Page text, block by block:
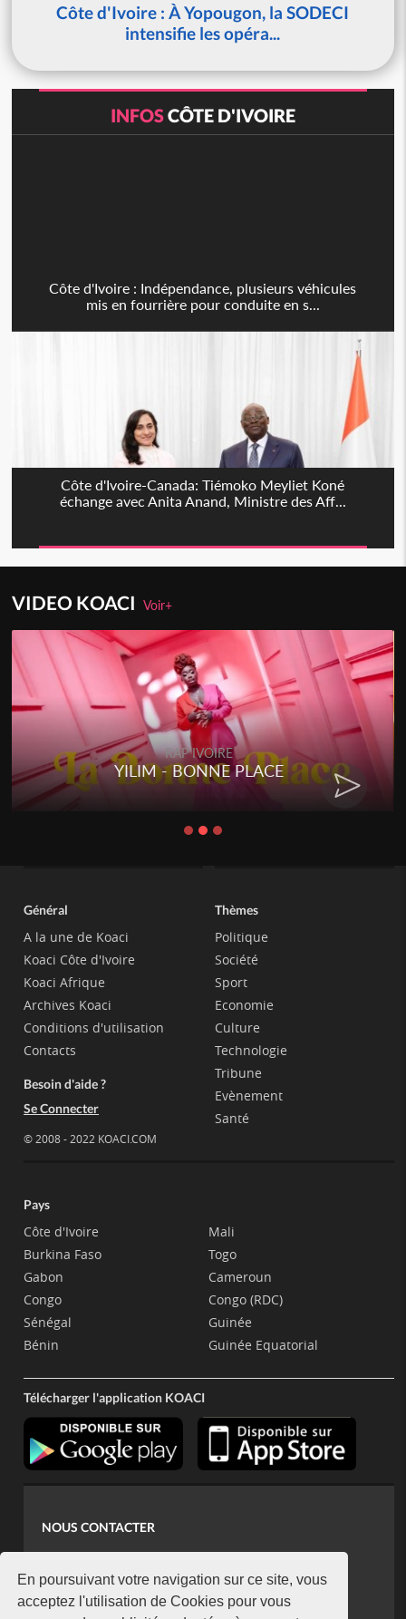
En poursuivant votre navigation sur ce site, vous
acceptez l'utilisation de Cookies pour vous
Côte d'Ivoire : À Yopougon, la SODECI
intensifie les opéra...
INFOSCÔTE D'IVOIRE
Côte d'Ivoire : Indépendance, plusieurs véhicules
mis en fourrière pour conduite en s...
Côte d'Ivoire-Canada: Tiémoko Meyliet Koné
échange avec Anita Anand, Ministre des Aff...
VIDEO KOACIVoir+
RAP IVOIRE
YILIM - BONNE PLACE
Général
A la une de Koaci
Koaci Côte d'Ivoire
Koaci Afrique
Archives Koaci
Conditions d'utilisation
Contacts
Besoin d'aide ?
Se Connecter
© 2008 - 2022 KOACI.COM
Thèmes
Politique
Société
Sport
Economie
Culture
Technologie
Tribune
Evènement
Santé
Pays
Côte d'Ivoire
Burkina Faso
Gabon
Congo
Sénégal
Bénin
Mali
Togo
Cameroun
Congo (RDC)
Guinée
Guinée Equatorial
Télécharger l'application KOACI
NOUS CONTACTER
koaci@yahoo.fr
+225 07 08 85 52 93